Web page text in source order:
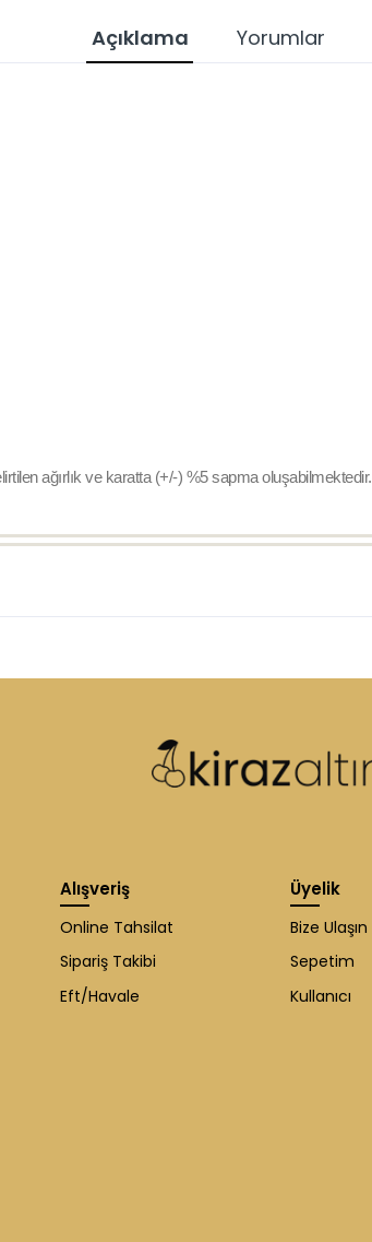
Açıklama Yorumlar
ağırlık ve karatta (+/-) %5 sapma oluşabilmektedir.
Alışveriş
Online Tahsilat
Sipariş Takibi
Eft/Havale
Üyelik
Bize Ulaşın
Sepetim
Kullanıcı